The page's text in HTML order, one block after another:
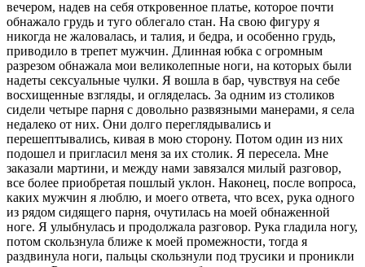
вечером, надев на себя откровенное платье, которое почти
обнажало грудь и туго облегало стан. На свою фигуру я
никогда не жаловалась, и талия, и бедра, и особенно грудь,
приводило в трепет мужчин. Длинная юбка с огромным
разрезом обнажала мои великолепные ноги, на которых были
надеты сексуальные чулки. Я вошла в бар, чувствуя на себе
восхищенные взгляды, и огляделась. За одним из столиков
сидели четыре парня с довольно развязными манерами, я села
недалеко от них. Они долго переглядывались и
перешептывались, кивая в мою сторону. Потом один из них
подошел и пригласил меня за их столик. Я пересела. Мне
заказали мартини, и между нами завязался милый разговор,
все более приобретая пошлый уклон. Наконец, после вопроса,
каких мужчин я люблю, и моего ответа, что всех, рука одного
из рядом сидящего парня, очутилась на моей обнаженной
ноге. Я улыбнулась и продолжала разговор. Рука гладила ногу,
потом скользнула ближе к моей промежности, тогда я
раздвинула ноги, пальцы скользнули под трусики и проникли